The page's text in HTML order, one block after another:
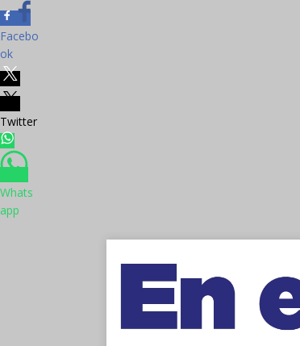
Facebo
ok
Twitter
Whats
app